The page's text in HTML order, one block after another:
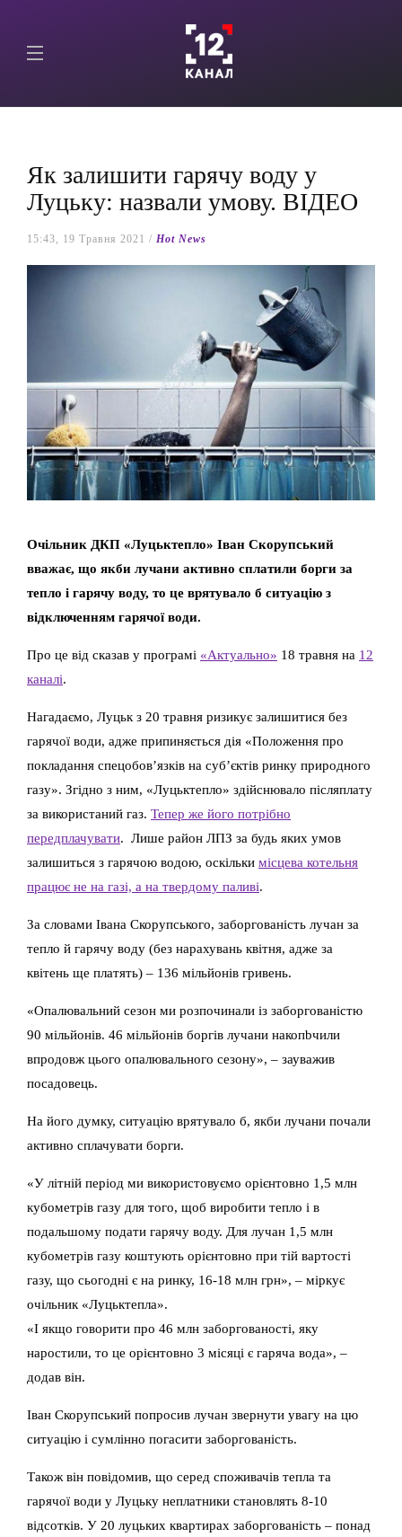
Як залишити гарячу воду у
Луцьку: назвали умову. ВІДЕО
15:43, 19 Травня 2021 / Hot News
Очільник ДКП «Луцьктепло» Іван Скорупський
вважає, що якби лучани активно сплатили борги за
тепло і гарячу воду, то це врятувало б ситуацію з
відключенням гарячої води.
Про це від сказав у програмі «Актуально» 18 травня на 12
каналі.
Нагадаємо, Луцьк з 20 травня ризикує залишитися без
гарячої води, адже припиняється дія «Положення про
покладання спецобов’язків на суб’єктів ринку природного
газу». Згідно з ним, «Луцьктепло» здійснювало післяплату
за використаний газ. Тепер же його потрібно
передплачувати. Лише район ЛПЗ за будь яких умов
залишиться з гарячою водою, оскільки місцева котельня
працює не на газі, а на твердому паливі.
За словами Івана Скорупського, заборгованість лучан за
тепло й гарячу воду (без нарахувань квітня, адже за
квітень ще платять) – 136 мільйонів гривень.
«Опалювальний сезон ми розпочинали із заборгованістю
90 мільйонів. 46 мільйонів боргів лучани накопbчили
впродовж цього опалювального сезону», – зауважив
посадовець.
На його думку, ситуацію врятувало б, якби лучани почали
активно сплачувати борги.
«У літній період ми використовуємо орієнтовно 1,5 млн
кубометрів газу для того, щоб виробити тепло і в
подальшому подати гарячу воду. Для лучан 1,5 млн
кубометрів газу коштують орієнтовно при тій вартості
газу, що сьогодні є на ринку, 16-18 млн грн», – міркує
очільник «Луцьктепла».
«І якщо говорити про 46 млн заборгованості, яку
наростили, то це орієнтовно 3 місяці є гаряча вода», –
додав він.
Іван Скорупський попросив лучан звернути увагу на цю
ситуацію і сумлінно погасити заборгованість.
Також він повідомив, що серед споживачів тепла та
гарячої води у Луцьку неплатники становлять 8-10
відсотків. У 20 луцьких квартирах заборгованість – понад